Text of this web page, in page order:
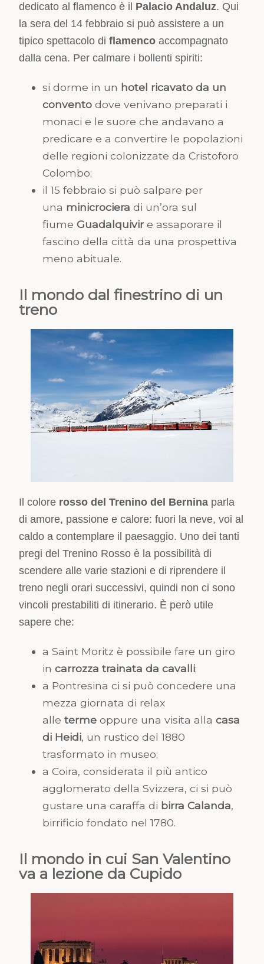
dedicato al flamenco è il Palacio Andaluz. Qui
la sera del 14 febbraio si può assistere a un
tipico spettacolo diflamenco accompagnato
dalla cena. Per calmare i bollenti spiriti:
si dorme in un hotel ricavato da un
convento dove venivano preparati i
monaci e le suore che andavano a
predicare e a convertire le popolazioni
delle regioni colonizzate da Cristoforo
Colombo;
il 15 febbraio si può salpare per
una minicrocieradi un’ora sul
fiumeGuadalquivire assaporare il
fascino della città da una prospettiva
meno abituale.
Il mondo dal finestrino di un
treno
Il colore rosso del Trenino del Bernina parla
di amore, passione e calore: fuori la neve, voi al
caldo a contemplare il paesaggio. Uno dei tanti
pregi del Trenino Rosso è la possibilità di
scendere alle varie stazioni e di riprendere il
treno negli orari successivi, quindi non ci sono
vincoli prestabiliti di itinerario. È però utile
sapere che:
a Saint Moritz è possibile fare un giro
incarrozza trainata da cavalli;
a Pontresina ci si può concedere una
mezza giornata di relax
alle termeoppure una visita allacasa
di Heidi, un rustico del 1880
trasformato in museo;
a Coira, considerata il più antico
agglomerato della Svizzera, ci si può
gustare una caraffa di birra Calanda,
birrificio fondato nel 1780.
Il mondo in cui San Valentino
va a lezione da Cupido